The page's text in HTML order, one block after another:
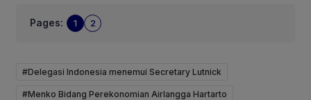
Pages: 1 2
#Delegasi Indonesia menemui Secretary Lutnick
#Menko Bidang Perekonomian Airlangga Hartarto